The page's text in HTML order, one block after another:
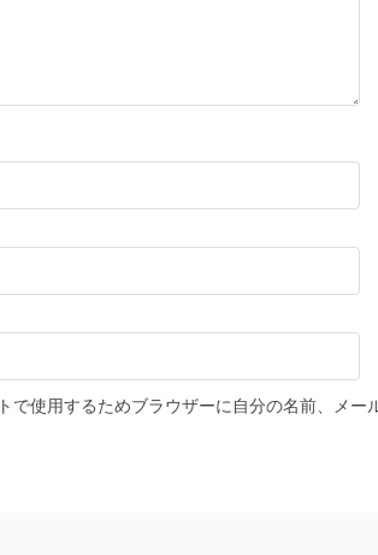
で使用するためブラウザーに自分の名前、メー